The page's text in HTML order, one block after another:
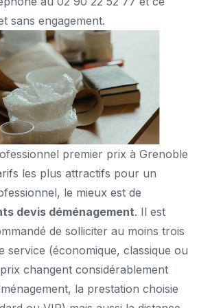
sans engagement.
premier prix à Grenoble
les plus attractifs pour un
le mieux est de
devis déménagement. Il est
de solliciter au moins trois
service (économique, classique ou
changent considérablement
la prestation choisie